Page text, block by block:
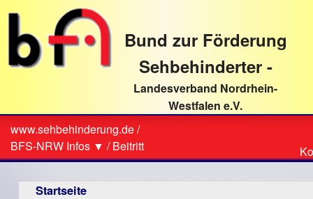
direkt
Textinhalt
Bund zur Förderung
Sehbehinderter -
Landesverband Nordrhein-
Westfalen e.V.
Sie
sind
hier
www.sehbehinderung.de/
BFS-NRW Infos ▼ /Beitritt
Startseite